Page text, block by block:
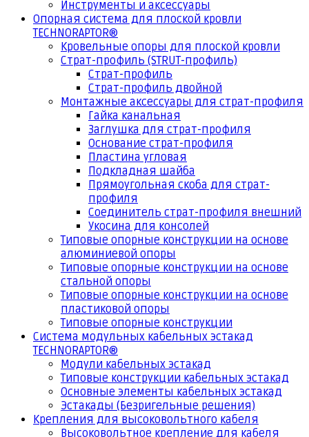
Инструменты и аксессуары
Опорная система для плоской кровли
TECHNORAPTOR®
Кровельные опоры для плоской кровли
Страт-профиль (STRUT-профиль)
Страт-профиль
Страт-профиль двойной
Монтажные аксессуары для страт-профиля
Гайка канальная
Заглушка для страт-профиля
Основание страт-профиля
Пластина угловая
Подкладная шайба
Прямоугольная скоба для страт-
профиля
Соединитель страт-профиля внешний
Укосина для консолей
Типовые опорные конструкции на основе
алюминиевой опоры
Типовые опорные конструкции на основе
стальной опоры
Типовые опорные конструкции на основе
пластиковой опоры
Типовые опорные конструкции
Система модульных кабельных эстакад
TECHNORAPTOR®
Модули кабельных эстакад
Типовые конструкции кабельных эстакад
Основные элементы кабельных эстакад
Эстакады (Безригельные решения)
Крепления для высоковольтного кабеля
Высоковольтное крепление для кабеля